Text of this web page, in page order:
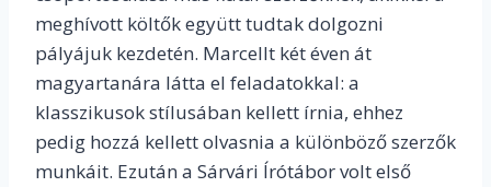
meghívott költők együtt tudtak dolgozni
pályájuk kezdetén. Marcellt két éven át
magyartanára látta el feladatokkal: a
klasszikusok stílusában kellett írnia, ehhez
pedig hozzá kellett olvasnia a különböző szerzők
munkáit. Ezután a Sárvári Írótábor volt első